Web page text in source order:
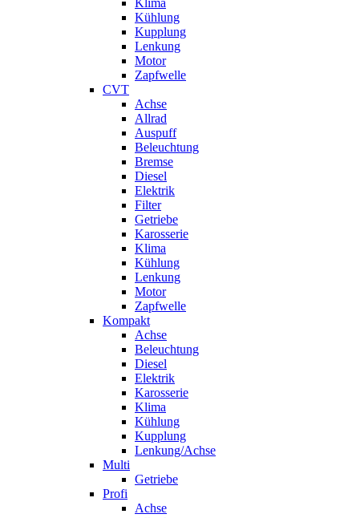
Klima
Kühlung
Kupplung
Lenkung
Motor
Zapfwelle
CVT
Achse
Allrad
Auspuff
Beleuchtung
Bremse
Diesel
Elektrik
Filter
Getriebe
Karosserie
Klima
Kühlung
Lenkung
Motor
Zapfwelle
Kompakt
Achse
Beleuchtung
Diesel
Elektrik
Karosserie
Klima
Kühlung
Kupplung
Lenkung/Achse
Multi
Getriebe
Profi
Achse